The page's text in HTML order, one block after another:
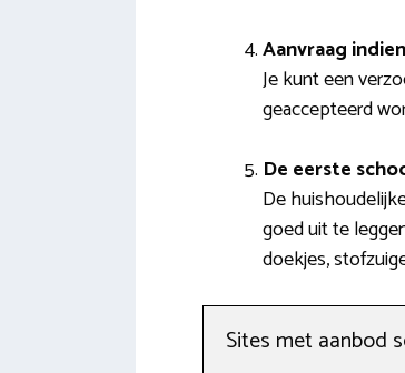
Aanvraag
Je kunt een
geaccepteerd
De eerste
De
goed uit te
doekjes,
Sites met aanbod